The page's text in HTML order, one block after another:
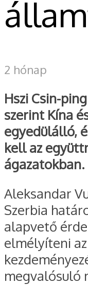
2 hónap
Hszi Csin-
szerint Kína
egyedülálló,
kell az
ágazatokban.
Aleksandar
Szerbia
alapvető
elmélyíteni
megvalósuló